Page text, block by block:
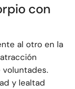
con
al otro en la
voluntades.
y lealtad